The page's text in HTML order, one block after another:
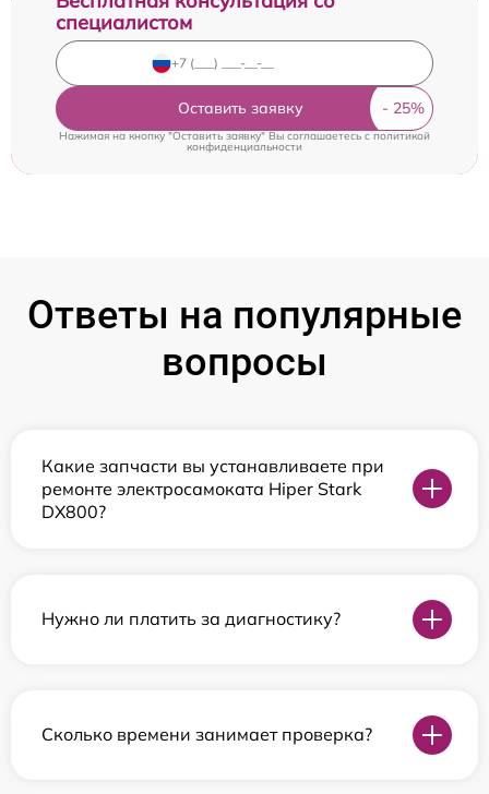
специалистом
Оставить заявку
Нажимая на кнопку "Оставить заявку" Вы соглашаетесь cполитикой
конфиденциальности
Ответы на популярные
вопросы
Какие запчасти вы устанавливаете при
ремонте электросамоката Hiper Stark
DX800?
Нужно ли платить за диагностику?
Сколько времени занимает проверка?